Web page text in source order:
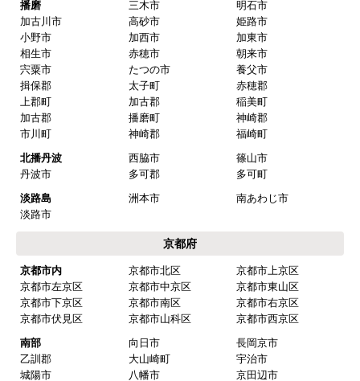
播磨
三木市
明石市
加古川市
高砂市
姫路市
小野市
加西市
加東市
相生市
赤穂市
朝来市
宍粟市
たつの市
養父市
揖保郡
太子町
赤穂郡
上郡町
加古郡
稲美町
加古郡
播磨町
神崎郡
市川町
神崎郡
福崎町
北播丹波
西脇市
篠山市
丹波市
多可郡
多可町
淡路島
洲本市
南あわじ市
淡路市
京都府
京都市内 京都市北区
京都市上京区
京都市左京区
京都市中京区
京都市東山区
京都市下京区
京都市南区
京都市右京区
京都市伏見区
京都市山科区
京都市西京区
南部
向日市
長岡京市
乙訓郡
大山崎町
宇治市
城陽市
八幡市
京田辺市